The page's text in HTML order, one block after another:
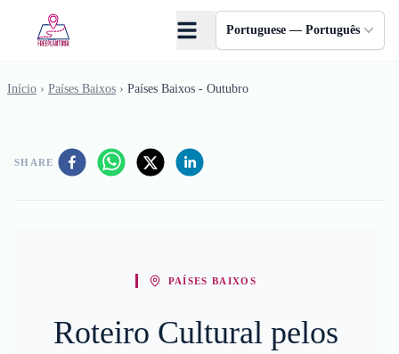
Portuguese — Português
Início › Países Baixos › Países Baixos - Outubro
SHARE
PAÍSES BAIXOS
Roteiro Cultural pelos